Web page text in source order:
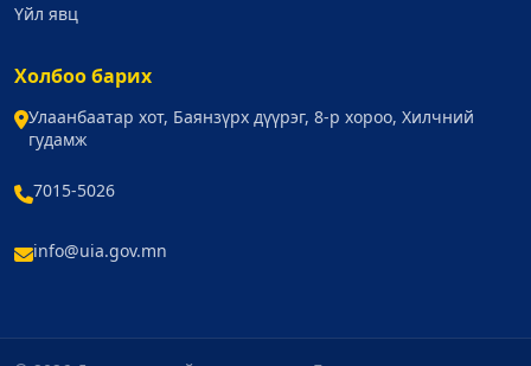
Үйл явц
Холбоо барих
Улаанбаатар хот, Баянзүрх дүүрэг, 8-р хороо, Хилчний
гудамж
7015-5026
info@uia.gov.mn